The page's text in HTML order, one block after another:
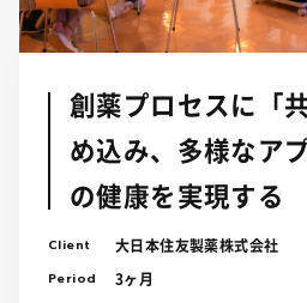
創薬プロセスに「
め込み、多様なア
の健康を実現する
Client 大日本住友製薬株式会社
Period 3ヶ月